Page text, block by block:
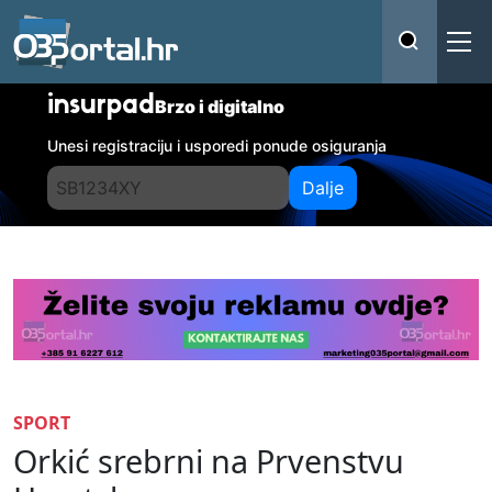
insurpadBrzo i digitalno
Unesi registraciju i usporedi ponude osiguranja
Dalje
SPORT
Orkić srebrni na Prvenstvu